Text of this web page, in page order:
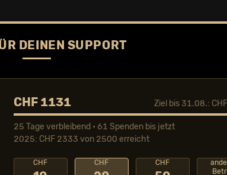
DEINEN SUPPORT
CHF 1131 Ziel bis 31.08.:
25 Tage verbleibend • 61 Spenden bis jetzt
2025: CHF 2333 von 2500 erreicht
CHF CHF CHF